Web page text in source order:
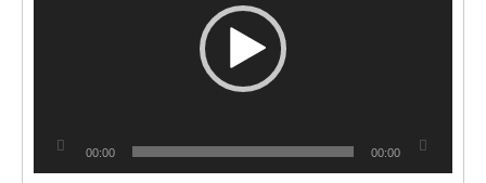
00:00 00:00